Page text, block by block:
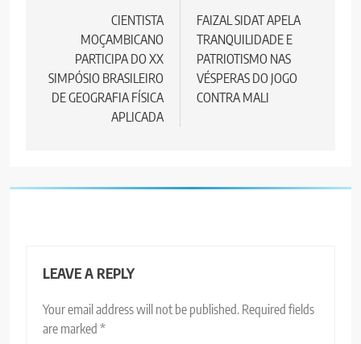
navigationCIENTISTA
MOÇAMBICANO
PARTICIPA DO XX
SIMPÓSIO BRASILEIRO
DE GEOGRAFIA FÍSICA
APLICADA
FAIZAL SIDAT APELA
TRANQUILIDADE E
PATRIOTISMO NAS
VÉSPERAS DO JOGO
CONTRA MALI
LEAVE A REPLY
Your email address will not be published. Required fields
are marked *